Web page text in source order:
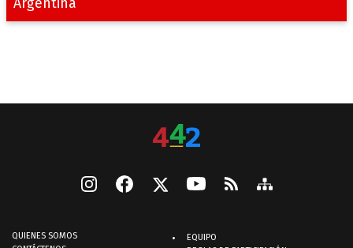
QUIENES SOMOS
EQUIPO